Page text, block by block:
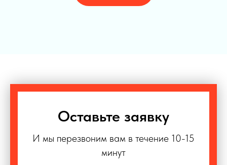
Оставьте заявку
И мы перезвоним вам в течение 10-15
минут